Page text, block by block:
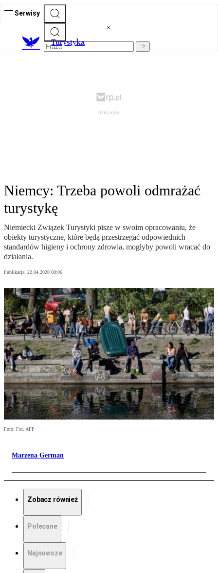
Serwisy
Turystyka
Niemcy: Trzeba powoli odmrażać
turystykę
Niemiecki Związek Turystyki pisze w swoim opracowaniu, że
obiekty turystyczne, które będą przestrzegać odpowiednich
standardów higieny i ochrony zdrowia, mogłyby powoli wracać do
działania.
Publikacja: 22.04.2020 08:06
Foto: Fot. AFP
Marzena German
Zobacz również
Polecane
Najnowsze